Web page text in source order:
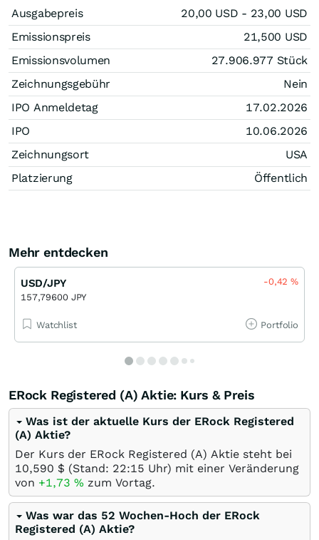
Ausgabepreis 20,00 USD - 23,00 USD
Emissionspreis
21,500 USD
Emissionsvolumen
27.906.977 Stück
Zeichnungsgebühr
Nein
IPO Anmeldetag
17.02.2026
IPO
10.06.2026
Zeichnungsort
USA
Platzierung
Öffentlich
Mehr entdecken
USD/JPY
157,79600 JPY
-0,42%
Watchlist Portfolio
ERock Registered (A) Aktie: Kurs & Preis
Was ist der aktuelle Kurs der ERock Registered
(A) Aktie?
Der Kurs der ERock Registered (A) Aktie steht bei
10,590 $ (Stand: 22:15 Uhr) mit einer Veränderung
von +1,73 % zum Vortag.
Was war das 52 Wochen-Hoch der ERock
Registered (A) Aktie?